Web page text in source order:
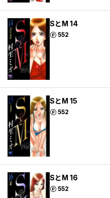
SとM 14
552
ポイント
SとM 15
552
ポイント
SとM 16
552
ポイント